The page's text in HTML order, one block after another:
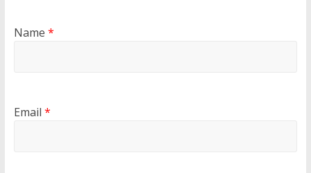
Name *
Email *